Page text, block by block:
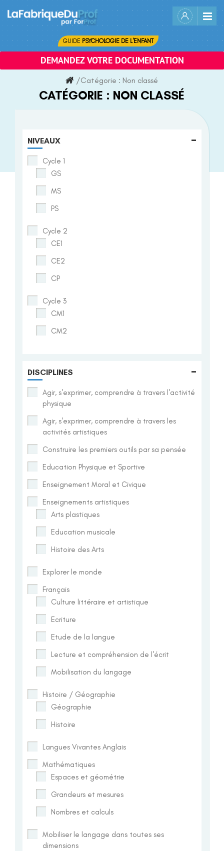
content
GUIDE PSYCHOLOGIE DE L'ENFANT
DEMANDEZ VOTRE DOCUMENTATION
/Catégorie : Non classé
CATÉGORIE : NON CLASSÉ
NIVEAUX -
Cycle 1
GS
MS
PS
Cycle 2
CE1
CE2
CP
Cycle 3
CM1
CM2
DISCIPLINES -
Agir, s'exprimer, comprendre à travers l'activité
physique
Agir, s'exprimer, comprendre à travers les
activités artistiques
Construire les premiers outils par sa pensée
Education Physique et Sportive
Enseignement Moral et Civique
Enseignements artistiques
Arts plastiques
Education musicale
Histoire des Arts
Explorer le monde
Français
Culture littéraire et artistique
Ecriture
Etude de la langue
Lecture et compréhension de l'écrit
Mobilisation du langage
Histoire / Géographie
Géographie
Histoire
Langues Vivantes Anglais
Mathématiques
Espaces et géométrie
Grandeurs et mesures
Nombres et calculs
Mobiliser le langage dans toutes ses
dimensions